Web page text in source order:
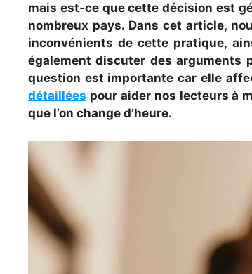
mais est-ce que cette décision est
nombreux pays. Dans cet article,
inconvénients de cette pratique,
également discuter des arguments
question est importante car elle
détaillées pour aider nos lecteurs à
que l’on change d’heure.